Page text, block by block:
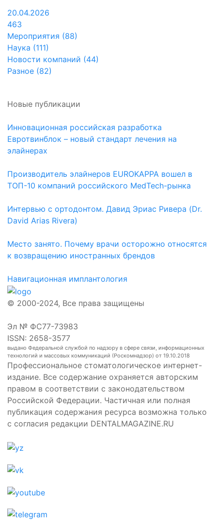
20.04.2026
463
Мероприятия (88)
Наука (111)
Новости компаний (44)
Разное (82)
Новые публикации
Инновационная российская разработка
Евротвинблок – новый стандарт лечения на
элайнерах
Производитель элайнеров EUROKAPPA вошел в
ТОП-10 компаний российского MedTech-рынка
Интервью с ортодонтом. Давид Эриас Ривера (Dr.
David Arias Rivera)
Место занято. Почему врачи осторожно относятся
к возвращению иностранных брендов
Навигационная имплантология
© 2000-2024, Все права защищены
Эл № ФС77-73983
ISSN: 2658-3577
выдано Федеральной службой по надзору в сфере связи, информационных
технологий и массовых коммуникаций (Роскомнадзор) от 19.10.2018
Профессиональное стоматологическое интернет-
издание. Все содержание охраняется авторским
правом в соответствии с законодательством
Российской Федерации. Частичная или полная
публикация содержания ресурса возможна только
с согласия редакции DENTALMAGAZINE.RU